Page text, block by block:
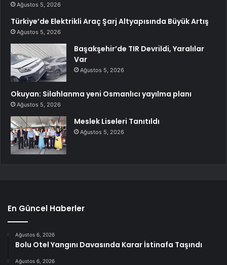
Ağustos 5, 2026
Türkiye’de Elektrikli Araç Şarj Altyapısında Büyük Artış
Ağustos 5, 2026
Başakşehir’de TIR Devrildi, Yaralılar
Var
Ağustos 5, 2026
Okuyan: Silahlanma yeni Osmanlıcı yayılma planı
Ağustos 5, 2026
Meslek Liseleri Tanıtıldı
Ağustos 5, 2026
En Güncel Haberler
Ağustos 6, 2026
Bolu Otel Yangını Davasında Karar İstinafa Taşındı
Ağustos 6, 2026